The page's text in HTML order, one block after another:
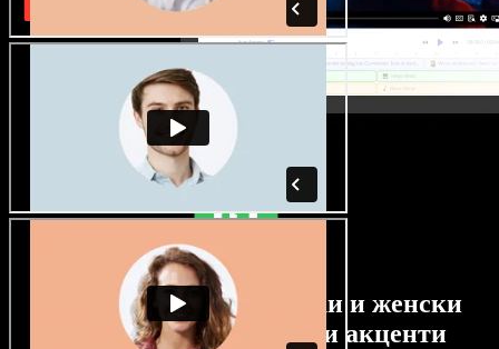
Огромен избор от мъжки и женски
гласове с най-различни акценти